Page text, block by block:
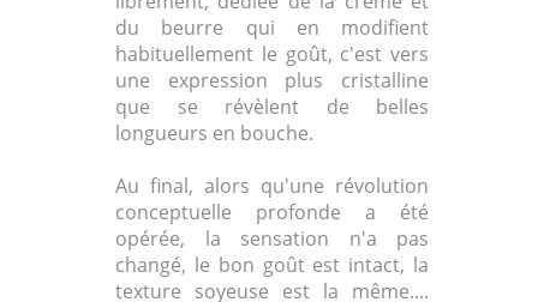
du beurre qui en modifient
habituellement le goût, c'est vers
une expression plus cristalline
que se révèlent de belles
longueurs en bouche.
Au final, alors qu'une révolution
conceptuelle profonde a été
opérée, la sensation n'a pas
changé, le bon goût est intact, la
texture soyeuse est la même....